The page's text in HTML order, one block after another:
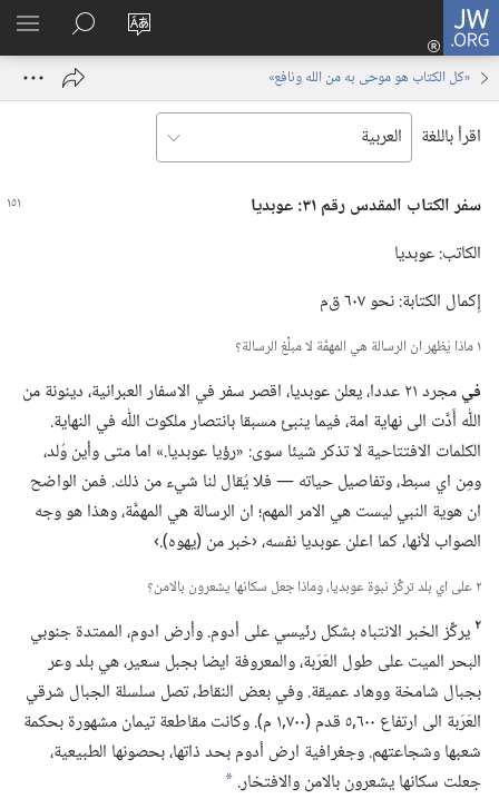
JW.ORG
تغيير
الموقع
تسجيل
الدخول
نافذة
البحث
في
JW.‎ORG
«كل الكتاب هو موحى به من الله ونافع»
اقرأ باللغة
سفر الكتاب المقدس رقم ٣١:‏ عوبديا
الكاتب:‏ عوبديا
إِكمال الكتابة:‏ نحو ٦٠٧ ق‌م
١ ماذا يُظهر ان الرسالة هي المهمَّة لا مبلِّغ الرسالة؟‏
في
مجرد ٢١ عددا،‏ يعلن عوبديا،‏ اقصر سفر في الاسفار العبرانية،‏ دينونة من
اللّٰه أَدَّت الى نهاية امة،‏ فيما ينبئ مسبقا بانتصار ملكوت اللّٰه في النهاية.‏
الكلمات الافتتاحية لا تذكر شيئا سوى:‏ «رؤيا عوبديا.‏» اما متى وأين وُلد،‏
ومِن اي سبط،‏ وتفاصيل حياته —‏ فلا يُقال لنا شيء من ذلك.‏ فمن الواضح
ان هوية النبي ليست هي الامر المهم؛‏ ان الرسالة هي المهمَّة،‏ وهذا هو وجه
الصواب لأنها،‏ كما اعلن عوبديا نفسه،‏ ‹خبر من (‏يهوه)‏.‏›‏
٢ على اي بلد تركِّز نبوة عوبديا،‏ وماذا جعل سكانها يشعرون بالامن؟‏
٢ يركِّز الخبر الانتباه بشكل رئيسي على أدوم.‏ وأرض ادوم،‏ الممتدة جنوبي
البحر الميت على طول العَرَبة،‏ والمعروفة ايضا بجبل سعير،‏ هي بلد وعر
بجبال شامخة ووهاد عميقة.‏ وفي بعض النقاط،‏ تصل سلسلة الجبال شرقي
العَرَبة الى ارتفاع ٦٠٠‏,٥ قدم (‏٧٠٠‏,١ م)‏.‏ وكانت مقاطعة تيمان مشهورة بحكمة
شعبها وشجاعتهم.‏ وجغرافية ارض أدوم بحد ذاتها،‏ بحصونها الطبيعية،‏
جعلت سكانها يشعرون بالامن والافتخار.‏ a